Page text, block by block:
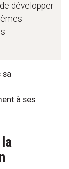
développer
sa
à ses